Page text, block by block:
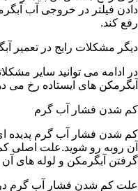
دادن فیلتر در خروجی آب
رفع کند.
دیگر مشکلات رایج در تعمیر
در ادامه می توانید سایر
آبگرمکن های ایستاده رخ می
کم شدن فشار آب گرم
کم شدن فشار آب گرم پدیده
آن روبه رو شوید.علت
گرفتن آبگرمکن و لوله های
علت کم شدن فشار آب گرم در